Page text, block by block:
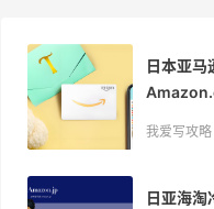
日本亚马
我爱写攻略
日亚海淘